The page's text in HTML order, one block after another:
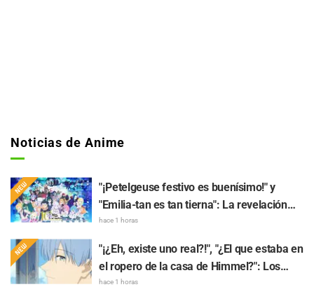
Noticias de Anime
"¡Petelgeuse festivo es buenísimo!" y
"Emilia-tan es tan tierna": La revelación
del arte visual del evento del 10.º
Life in Another World-" genera gran
entusiasmo
hace 1 horas
"¡¿Eh, existe uno real?!", "¿El que estaba en
el ropero de la casa de Himmel?": Los
fans quedan perplejos ante la revelación
hace 1 horas